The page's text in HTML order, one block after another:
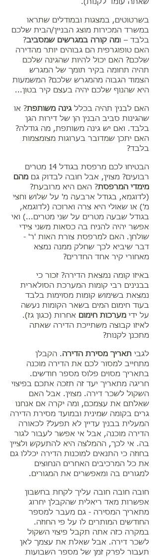
שאתה עומד לקנות).
בשרטוטים, במצגות ובמודלים שתראו
במשרד המכירות מוצג הבניין/הבית שלכם
בלבד – ומה קורה במגרשים שמסביב?
האם טופוגרפית הם גבוהים יותר מהדירה
שלכם? האם יכול להיות שהגינה שלכם
תהיה תחומה בקיר תומך של המגרש
הצמוד הגבוה מהמגרש שלכם? המשמעות
היא שהנוף שלכם יהיה בעצם קיר בטון...
האם לבנין תהיה בכללגינה משותפת? או
שהגינות סביב הבנין הן של דירות הגן
בלבד. ואם יש גינה משותפת, מה גודלה?
האם יתכן שמדובר בערוגות מצומצמות
בלבד?
הבטיחו לכם מרפסת בגודל 14 מטרים
רבועים? מצוין, אבל חובה לבדוק גם מהם
מימדי המרפסת? האם היא מרובעת?
(לדוגמא, בגודל ארבעה מ' על שלוש וחצי
מ') או שאולי היא צרה וארוכה (לדוגמא,
בגודל שבעה מטרים על שני מטרים...) ואי
אפשר יהיה להניח בה כסאות משני צידי
שולחן. האם למרפסת צורת האות 'ר' -
דבר שיביא לכך שחלק ממנה נמצא
מאחורי קיר אחד החדרים?
באיזו קומה נמצאת הדירה? זכור כי
בבנינים רבי קומות המערכת הסולארית
נמצאת בשימוש קומות מסוימות בלבד
בעוד חימום המים בשאר הקומות נעשה
על ידי מערכות חימום אחרות (כגון גז).
לאיזו קבוצה משתייכת הדירה שאתה
מתכנן לקנות?
לגבי תאריך מסירת הדירה. הקבלן
מתחייב למסור לכם את הדירה מוכנה
בתאריך מסוים פלוס מספר חודשים.
חריגה מתאריך יעד זה תזכה אתכם בפיצוי
השקול לשכר דירה. מצוין. אבל האם
שאלתם את עצמכם, ומה יקרה אם אנחנו
גרים בקומה שמינית ובמועד מסירת הדירה
המעלית בבנין עדיין לא תפעל? לכאורה
הדירה מוכנה, אבל אי אפשר לעבור לגור
בה. אי לכך, ההמלצה היא להתעקש ולציין
בחוזה כי התנאים למוכנות הדירה יכללו גם
את כל המרכיבים האחרים הנחוצים
למגורים בה ומאפשרים את המגורים.
חובה חובה חובה עליך לקחת בחשבון
אפשרות מאד ריאלית שהקבלן יחרוג
מתאריך המסירה - גם מעבר למספר
החודשים המותרים לו על פי החוזה.
במקרה כזה אתה תקבל פיצוי השקול
לשכר דירה. אבל שאלת את עצמך לאן
תעבור לפרק זמן של מספר השבועות